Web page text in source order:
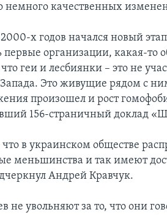
немного качественных
х годов начался новый
первые организации, какая-то
геи и лесбиянки – это не
Это живущие рядом с
произошел и рост
156-страничный доклад
что в украинском обществе
меньшинства и так имеют
Андрей Кравчук.
не увольняют за то, что они